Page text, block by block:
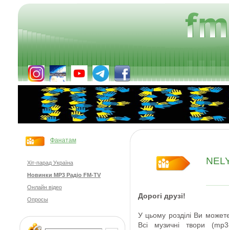
Фанатам
Хіт-парад Україна
Новинки MP3 Радіо FM-TV
Онлайн відео
Опросы
Дорогі друзі!
У цьому розділі Ви
Всі
музичні твори (mp3